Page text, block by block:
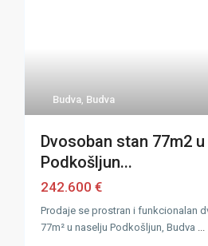
Budva, Budva
Dvosoban stan 77m2
Podkošljun...
242.600 €
Prodaje se prostran i funkcionalan
77m² u naselju Podkošljun, Budva ...